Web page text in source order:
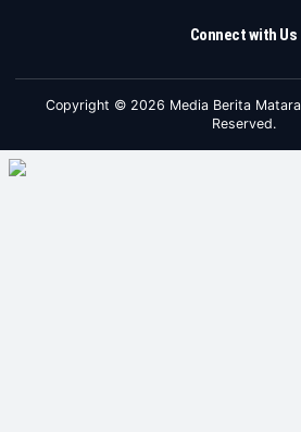
Connect with Us
Copyright © 2026 Media Berita
Reserved.